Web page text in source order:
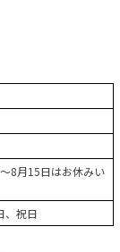
8月15日はお休みい
、祝日